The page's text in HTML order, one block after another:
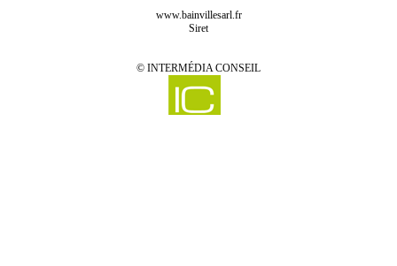
www.bainvillesarl.fr
Siret
© INTERMÉDIA CONSEIL